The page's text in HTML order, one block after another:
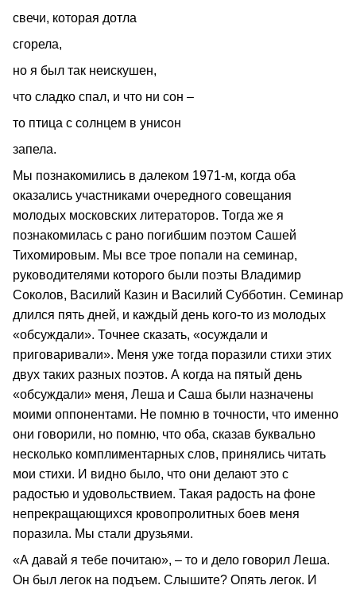
свечи, которая дотла
сгорела,
но я был так неискушен,
что сладко спал, и что ни сон –
то птица с солнцем в унисон
запела.
Мы познакомились в далеком 1971-м, когда оба
оказались участниками очередного совещания
молодых московских литераторов. Тогда же я
познакомилась с рано погибшим поэтом Сашей
Тихомировым. Мы все трое попали на семинар,
руководителями которого были поэты Владимир
Соколов, Василий Казин и Василий Субботин. Семинар
длился пять дней, и каждый день кого-то из молодых
«обсуждали». Точнее сказать, «осуждали и
приговаривали». Меня уже тогда поразили стихи этих
двух таких разных поэтов. А когда на пятый день
«обсуждали» меня, Леша и Саша были назначены
моими оппонентами. Не помню в точности, что именно
они говорили, но помню, что оба, сказав буквально
несколько комплиментарных слов, принялись читать
мои стихи. И видно было, что они делают это с
радостью и удовольствием. Такая радость на фоне
непрекращающихся кровопролитных боев меня
поразила. Мы стали друзьями.
«А давай я тебе почитаю», – то и дело говорил Леша.
Он был легок на подъем. Слышите? Опять легок. И